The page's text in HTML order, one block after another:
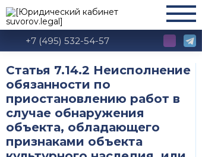
+7 (495) 532-54-57
Статья 7.14.2 Неисполнение
обязанности по
приостановлению работ в
случае обнаружения
объекта, обладающего
признаками объекта